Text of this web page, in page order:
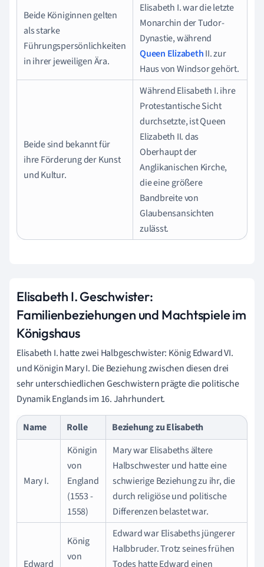
Beide Königinnen gelten
als starke
Führungspersönlichkeiten
in ihrer jeweiligen Ära.
Elisabeth I. war die letzte
Monarchin der Tudor-
Dynastie, während
Queen ElizabethII. zur
Haus von Windsor gehört.
Beide sind bekannt für
ihre Förderung der Kunst
und Kultur.
Während Elisabeth I. ihre
Protestantische Sicht
durchsetzte, ist Queen
Elizabeth II. das
Oberhaupt der
Anglikanischen Kirche,
die eine größere
Bandbreite von
Glaubensansichten
zulässt.
Elisabeth I. Geschwister:
Familienbeziehungen und Machtspiele im
Königshaus
Elisabeth I. hatte zwei Halbgeschwister: König Edward VI.
und Königin Mary I. Die Beziehung zwischen diesen drei
sehr unterschiedlichen Geschwistern prägte die politische
Dynamik Englands im 16. Jahrhundert.
Name Rolle Beziehung zu Elisabeth
Mary I.
Königin
von
England
(1553 -
1558)
Mary war Elisabeths ältere
Halbschwester und hatte eine
schwierige Beziehung zu ihr, die
durch religiöse und politische
Differenzen belastet war.
Edward
König
von
Edward war Elisabeths jüngerer
Halbbruder. Trotz seines frühen
Todes hatte Edward einen